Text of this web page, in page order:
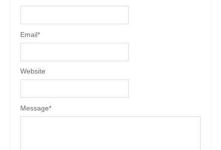
Message*
Email*
Website